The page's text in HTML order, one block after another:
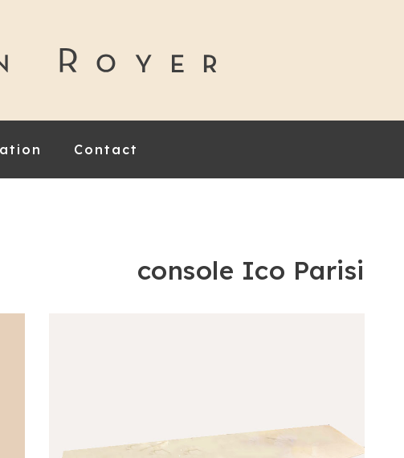
Contact
console Ico Parisi